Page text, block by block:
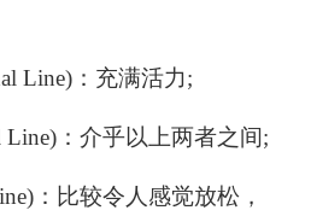
Line)：充满活力;
：介乎以上两者之间;
：比较令人感觉放松，